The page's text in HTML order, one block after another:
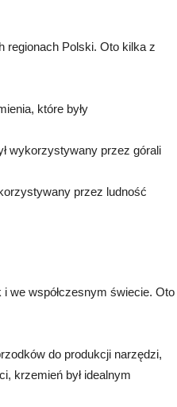
regionach Polski. Oto kilka z
które były
wykorzystywany przez górali
przez ludność
we współczesnym świecie. Oto
do produkcji narzędzi,
krzemień był idealnym